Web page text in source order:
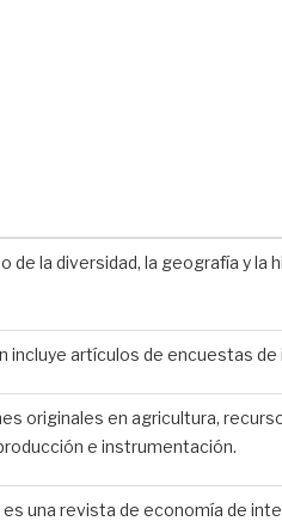
de la diversidad, la geografía y
incluye artículos de encuestas
originales en agricultura,
e instrumentación.
es una revista de economía de